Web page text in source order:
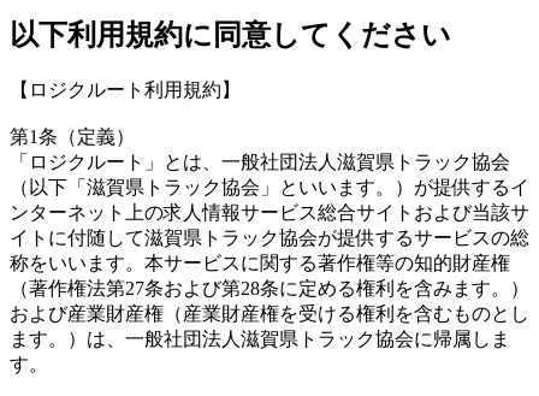
以下利用規約に同意してください
【ロジクルート利用規約】
第1条（定義）
「ロジクルート」とは、一般社団法人滋賀県トラック協会
（以下「滋賀県トラック協会」といいます。）が提供するイ
ンターネット上の求人情報サービス総合サイトおよび当該サ
イトに付随して滋賀県トラック協会が提供するサービスの総
称をいいます。本サービスに関する著作権等の知的財産権
（著作権法第27条および第28条に定める権利を含みます。）
および産業財産権（産業財産権を受ける権利を含むものとし
ます。）は、一般社団法人滋賀県トラック協会に帰属しま
す。